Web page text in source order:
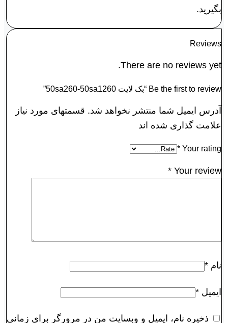
بگیرید.
Reviews
There are no reviews yet.
Be the first to review “بک لايت 50sa260-50sa1260”
آدرس ایمیل شما منتشر نخواهد شد. قسمتهای مورد نیاز
علامت گذاری شده اند
Your rating
*
Your review
*
نام *
ایمیل *
ذخیره نام، ایمیل و وبسایت من در مرورگر برای زمانی